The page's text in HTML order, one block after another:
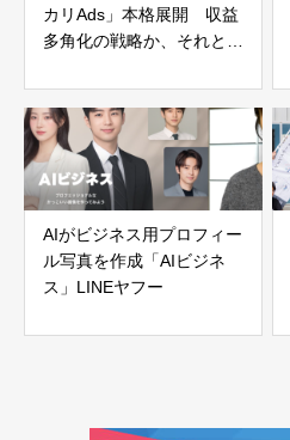
カリAds」本格展開 収益
多角化の戦略か、それとも
AIがビジネス用プロフィー
ル写真を作成「AIビジネ
ス」LINEヤフー